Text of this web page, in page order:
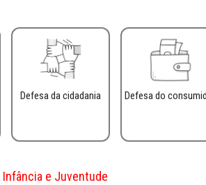
Defesa da cidadania Defesa do
Infância e Juventude